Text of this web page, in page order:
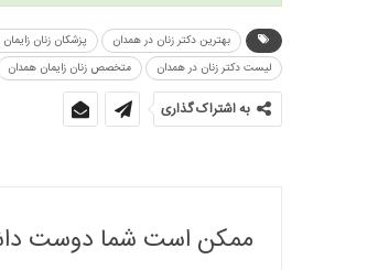
بهترین دکتر زنان در همدان پزشکان زنان
لیست دکتر زنان در همدان
متخصص زنان زایمان همدان
به اشتراک گذاری
ممکن است شما دوست